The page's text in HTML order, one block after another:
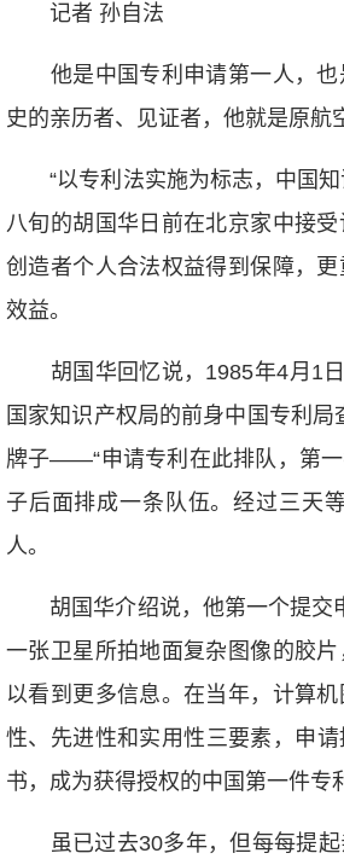
记者 孙自法
他是中国专利申请第一人，也
史的亲历者、见证者，他就是原
“以专利法实施为标志，中国知
八旬的胡国华日前在北京家中接
创造者个人合法权益得到保障，
效益。
胡国华回忆说，1985年4月1日
国家知识产权局的前身中国专利
牌子——“申请专利在此排队，第
子后面排成一条队伍。经过三天
人。
胡国华介绍说，他第一个提交申
一张卫星所拍地面复杂图像的胶
以看到更多信息。在当年，计算
性、先进性和实用性三要素，申
书，成为获得授权的中国第一件专
虽已过去30多年，但每每提起